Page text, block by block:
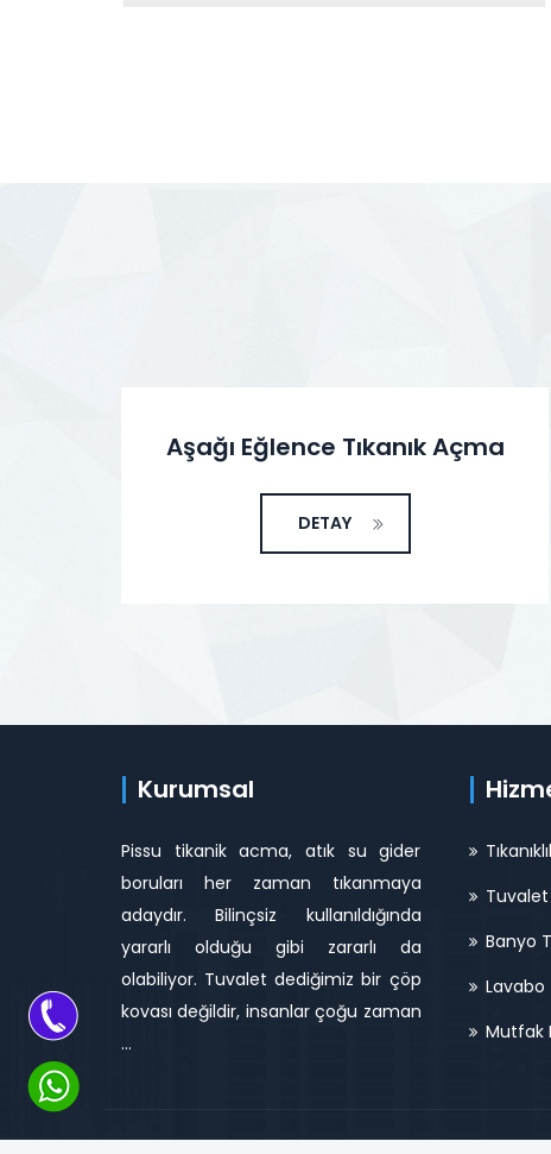
Aşağı Eğlence Tıkanık Açma
DETAY
Kurumsal
Pissu tikanik acma, atık su gider
boruları her zaman tıkanmaya
adaydır. Bilinçsiz kullanıldığında
yararlı olduğu gibi zararlı da
olabiliyor. Tuvalet dediğimiz bir çöp
kovası değildir, insanlar çoğu zaman
...
Tuvalet
Banyo
Lavabo
Mutfak